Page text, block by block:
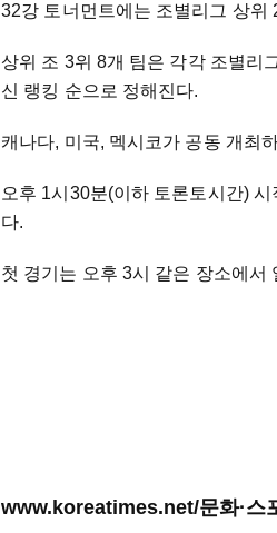
32강 토너먼트에는 조별리그 상위
상위 조 3위 8개 팀은 각각 조별
신 랭킹 순으로 정해진다.
캐나다, 미국, 멕시코가 공동 개최
오후 1시30분(이하 토론토시간)
다.
첫 경기는 오후 3시 같은 장소에서
www.koreatimes.net/문화·스